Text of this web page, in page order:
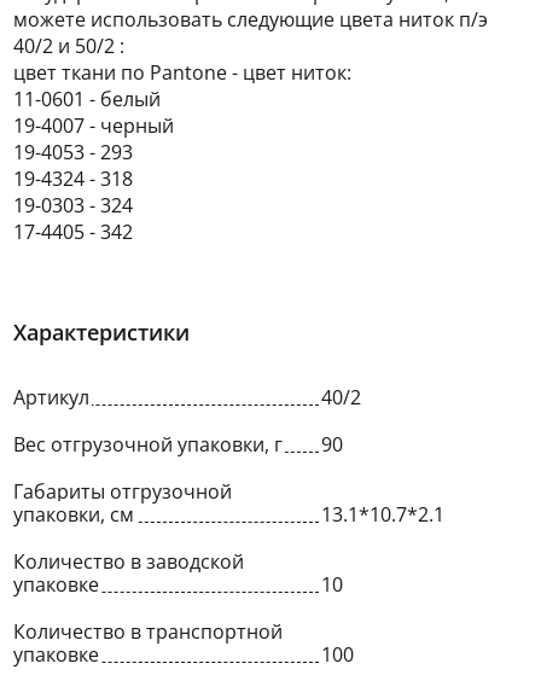
можете использовать следующие цвета ниток п/э
40/2 и 50/2 :
цвет ткани по Pantone - цвет ниток:
11-0601 - белый
19-4007 - черный
19-4053 - 293
19-4324 - 318
19-0303 - 324
17-4405 - 342
Характеристики
Артикул
40/2
Вес отгрузочной упаковки, г
90
Габариты отгрузочной
упаковки, см
13.1*10.7*2.1
Количество в заводской
упаковке
10
Количество в транспортной
упаковке
100